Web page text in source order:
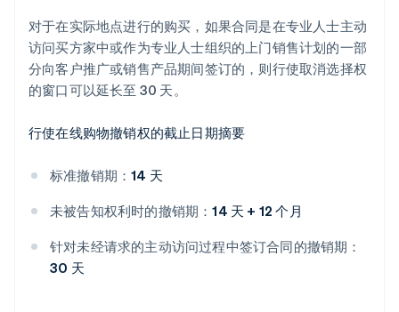
对于在实际地点进行的购买，如果合同是在专业人士主动
访问买方家中或作为专业人士组织的上门销售计划的一部
分向客户推广或销售产品期间签订的，则行使取消选择权
的窗口可以延长至 30 天。
行使在线购物撤销权的截止日期摘要
标准撤销期：14 天
未被告知权利时的撤销期：14 天 + 12 个月
针对未经请求的主动访问过程中签订合同的撤销期：
30 天